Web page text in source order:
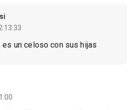
es un celoso con sus hijas